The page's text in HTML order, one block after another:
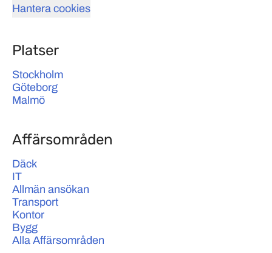
Hantera cookies
Platser
Stockholm
Göteborg
Malmö
Affärsområden
Däck
IT
Allmän ansökan
Transport
Kontor
Bygg
Alla Affärsområden